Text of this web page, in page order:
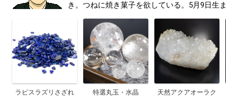
き。つねに焼き菓子を欲している。5月9日生
ラピスラズリさざれ
特選丸玉・水晶
天然アクアオーラク